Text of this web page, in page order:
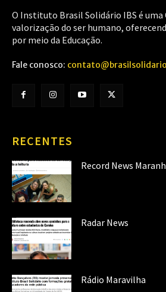
O Instituto Brasil Solidário IBS é uma
valorização do ser humano,
por meio da Educação.
Fale conosco:
RECENTES
Record News
Radar News
Rádio Maravilha